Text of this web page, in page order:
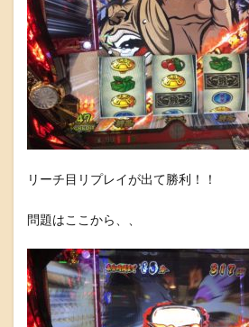
リーチ目リプレイが出て勝利！！
問題はここから、、